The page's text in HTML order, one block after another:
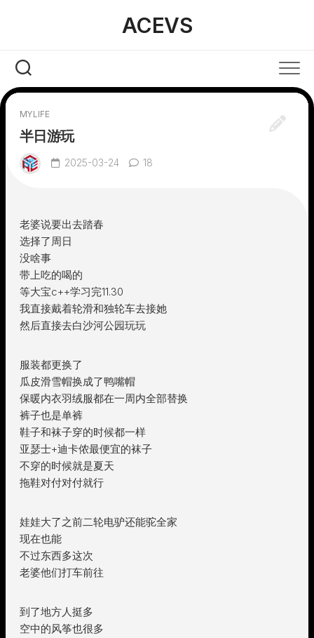
ACEVS
MYLIFE
半日游玩
2025-03-24 18
老婆说要出去踏春
选择了周日
没啥事
带上吃的喝的
等大宝c++学习完11.30
我直接戴着轮滑和独轮车去接她
然后直接去白沙河公园玩玩
服装都更换了
瓜皮滑雪帽换成了鸭嘴帽
保暖内衣羽绒服都在一周内全部替换
裤子也是单裤
鞋子和袜子穿的时候都一样
亚瑟士+迪卡侬最便宜的袜子
不穿的时候就是夏天
拖鞋对付对付就行
娃娃大了之前二轮电驴还能驼全家
现在也能
不过东西多这次
老婆他们打车前往
到了地方人挺多
空中的风筝也很多